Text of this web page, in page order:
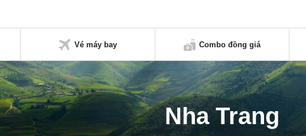
Vé máy bay Combo đồng giá
Nha Trang